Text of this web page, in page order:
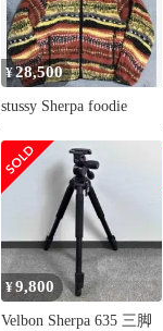
¥28,500
stussy Sherpa foodie
¥9,800
Velbon Sherpa 635 三脚